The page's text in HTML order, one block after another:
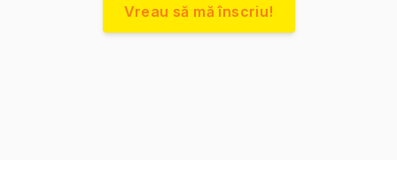
Vreau să mă înscriu!